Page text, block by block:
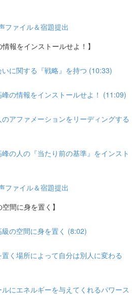
ァイル＆宿題提出
報をインストールせよ！】
に関する『戦略』を持つ (10:33)
の情報をインストールせよ！ (11:09)
アファメーションをリーディングする
の人の『当たり前の基準』をインスト
ァイル＆宿題提出
間に身を置く】
の空間に身を置く (8:02)
く場所によって自分は別人に変わる
にエネルギーを与えてくれるパワース